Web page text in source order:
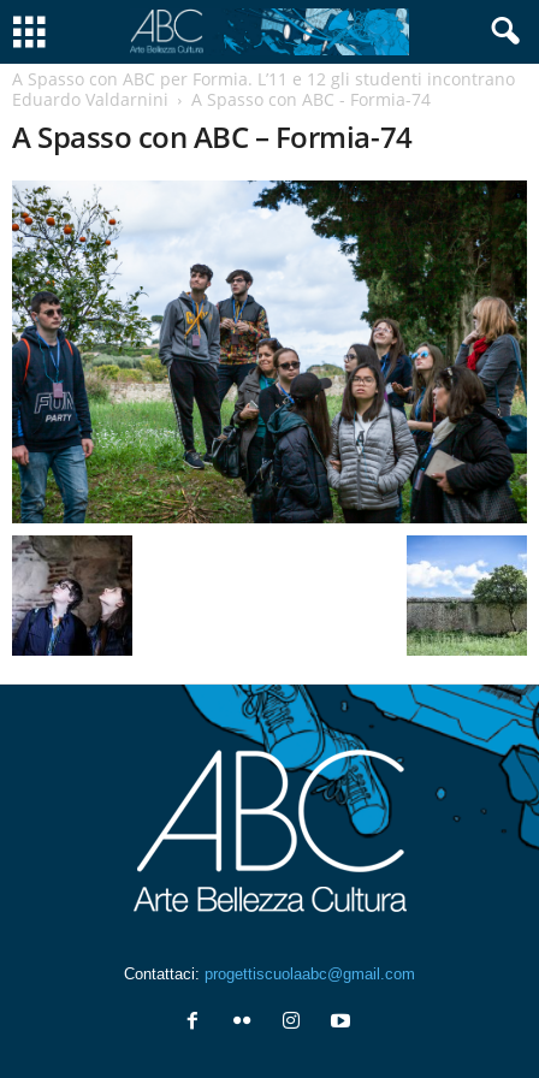
A Spasso con ABC per Formia. L’11 e 12 gli studenti incontrano
Eduardo Valdarnini
A Spasso con ABC - Formia-74
A Spasso con ABC – Formia-74
Contattaci: progettiscuolaabc@gmail.com